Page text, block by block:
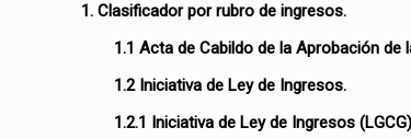
1. Clasificador por rubro de ingresos.
1.1 Acta de Cabildo de la Aprobación de
1.2 Iniciativa de Ley de Ingresos.
1.2.1 Iniciativa de Ley de Ingresos